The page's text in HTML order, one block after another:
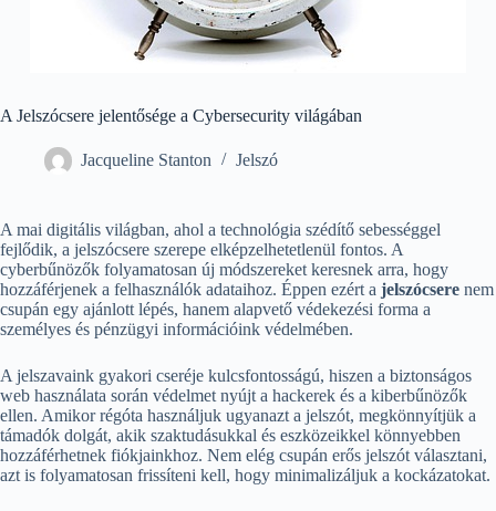
A Jelszócsere jelentősége a Cybersecurity világában
Jacqueline Stanton Jelszó
A mai digitális világban, ahol a technológia szédítő sebességgel
fejlődik, a jelszócsere szerepe elképzelhetetlenül fontos. A
cyberbűnözők folyamatosan új módszereket keresnek arra, hogy
hozzáférjenek a felhasználók adataihoz. Éppen ezért a jelszócsere nem
csupán egy ajánlott lépés, hanem alapvető védekezési forma a
személyes és pénzügyi információink védelmében.
A jelszavaink gyakori cseréje kulcsfontosságú, hiszen a biztonságos
web használata során védelmet nyújt a hackerek és a kiberbűnözők
ellen. Amikor régóta használjuk ugyanazt a jelszót, megkönnyítjük a
támadók dolgát, akik szaktudásukkal és eszközeikkel könnyebben
hozzáférhetnek fiókjainkhoz. Nem elég csupán erős jelszót választani,
azt is folyamatosan frissíteni kell, hogy minimalizáljuk a kockázatokat.